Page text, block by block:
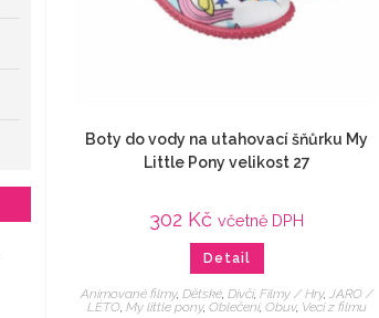
Boty do vody na utahovací šňůrku My
Little Pony velikost 27
302 Kč včetně DPH
Detail
Animované filmy, Dětské, Dívčí, Filmy / Hry, JARO /
LÉTO, My little pony, Oblečení, Obuv, Veci z filmu